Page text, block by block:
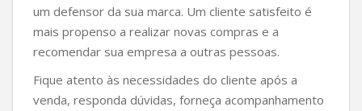
um defensor da sua marca. Um cliente satisfeito é
mais propenso a realizar novas compras e a
recomendar sua empresa a outras pessoas.
Fique atento às necessidades do cliente após a
venda, responda dúvidas, forneça acompanhamento